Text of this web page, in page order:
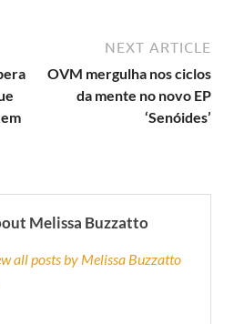
NEXT ARTICLE
OVM mergulha nos ciclos
da mente no novo EP
‘Senóides’
Melissa Buzzatto
all posts by Melissa Buzzatto